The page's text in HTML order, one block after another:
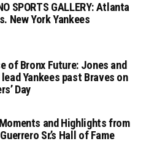
SPORTS GALLERY: Atlanta
New York Yankees
of Bronx Future: Jones and
Yankees past Braves on
Day
and Highlights from
Sr.’s Hall of Fame